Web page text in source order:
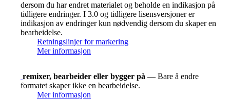
dersom du har endret materialet og beholde en indikasjon på
tidligere endringer. I 3.0 og tidligere lisensversjoner er
indikasjon av endringer kun nødvendig dersom du skaper en
bearbeidelse.
Retningslinjer for markering
Mer informasjon
remixer, bearbeider eller bygger på — Bare å endre
formatet skaper ikke en bearbeidelse.
Mer informasjon